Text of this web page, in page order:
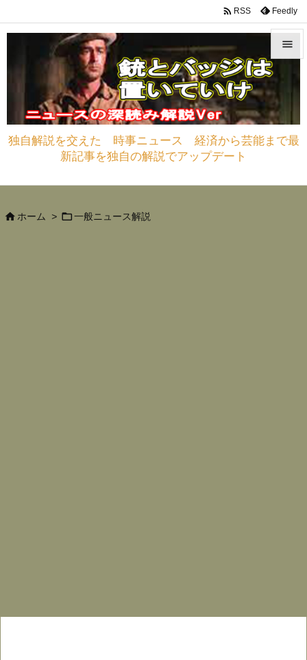
独自解説を交えた 時事ニュース 経済から芸能まで最
新記事を独自の解説でアップデート


サイド


 RSS Feedly
 ホーム >  一般ニュース解説